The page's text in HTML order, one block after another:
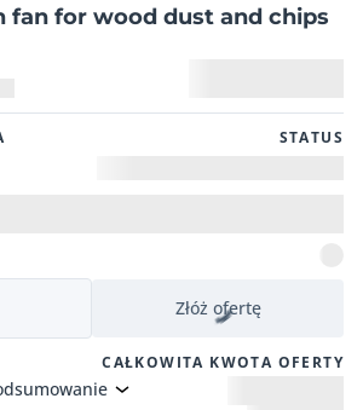
fan for wood dust and chips
STATUS
Złóż ofertę
CAŁKOWITA KWOTA OFERTY